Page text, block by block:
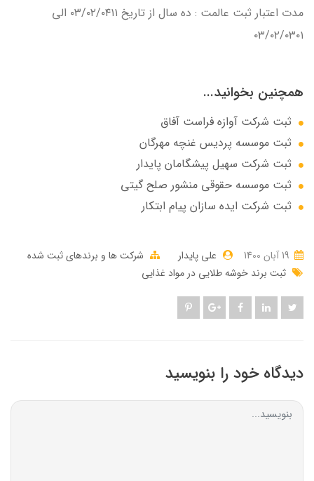
مدت اعتبار ثبت عالمت : ده سال از تاريخ ۰۳/۰۲/۰۴۱۱ الي
۰۳/۰۲/۰۳۰۱
همچنین بخوانید...
ثبت شرکت آوازه فراست آفاق
ثبت موسسه پردیس غنچه مهرگان
ثبت شرکت سهيل پيشگامان پايدار
ثبت موسسه حقوقی منشور صلح گیتی
ثبت شرکت ایده سازان پیام ابتکار
علی پایدار
شرکت ها و برندهای ثبت شده
ثبت برند خوشه طلایی در مواد غذایی
دیدگاه خود را بنویسید